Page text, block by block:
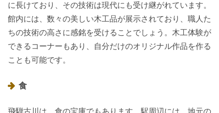
に長けており、その技術は現代にも受け継がれています。
館内には、数々の美しい木工品が展示されており、職人た
ちの技術の高さに感銘を受けることでしょう。木工体験が
できるコーナーもあり、自分だけのオリジナル作品を作る
ことも可能です。
食
飛騨古川は、食の宝庫でもあります。駅周辺には、地元の